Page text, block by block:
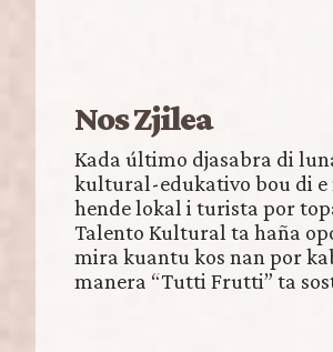
Nos Zjilea
Kada último djasabra di
kultural-edukativo bou di e
hende lokal i turista por
Talento Kultural ta haña
mira kuantu kos nan por
manera “Tutti Frutti” ta